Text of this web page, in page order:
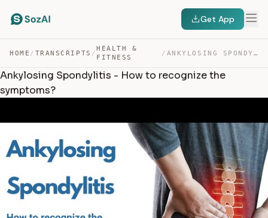
Get App
HOME / TRANSCRIPTS /
HEALTH &
FITNESS
/ ANKYLOSING SPONDYLITIS – HOW TO RECOGNIZE THE SYMPTOMS? — TRANSCRIPT
Ankylosing Spondylitis - How to recognize the
symptoms?